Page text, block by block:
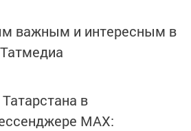
важным и интересным в
Татмедиа
в
MАХ: